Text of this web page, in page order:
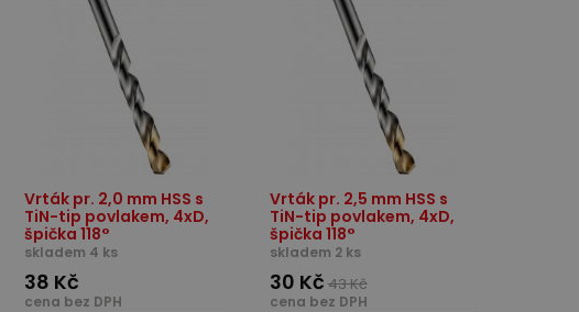
Vrták pr. 2,0 mm HSS s
TiN-tip povlakem, 4xD,
špička 118°
skladem 4 ks
38 Kč
cena bez DPH
Vrták pr. 2,5 mm HSS s
TiN-tip povlakem, 4xD,
špička 118°
skladem 2 ks
30 Kč43 Kč
cena bez DPH